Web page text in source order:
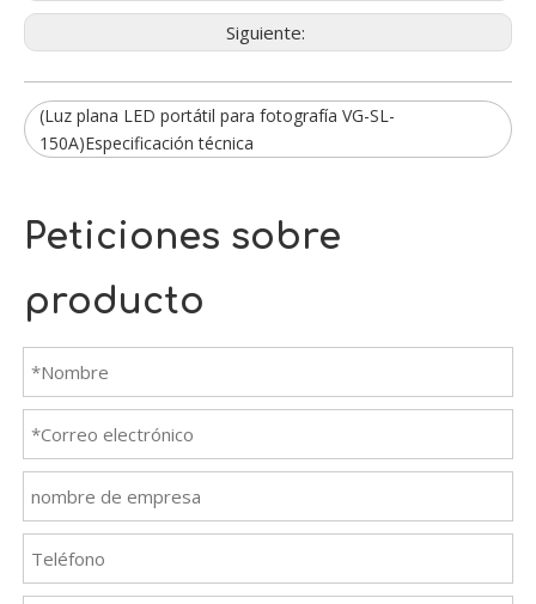
Siguiente:
(Luz plana LED portátil para fotografía VG-SL-
150A)Especificación técnica
Peticiones sobre
producto